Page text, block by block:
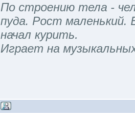
По строению тела -
пуда. Рост маленький.
начал курить.
Играет на